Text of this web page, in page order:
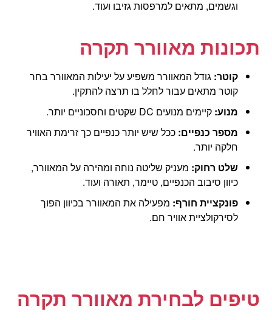
וגשמים, מתאים למרפסות גזיבו ועוד.
תכונות מאוורר תקרה
קוטר: גודל המאוורר משפיע על יעילות המאוורר בחר
קוטר מתאים עבור לחלל בו תרצה להתקין.
מנוע: קיימים מנועים DC שקטים וחסכוניים יותר.
מספר כנפיים: ככל שיש יותר כנפיים כך זרימת האוויר
חלקה יותר.
שלט רחוק: מעניק שליטה נוחה ומהירה על המאוורר,
כיוון סיבוב הכנפיים, טיימר, תאורה ועוד.
פונקציית חורף: מפעילה את המאוורר בכיוון הפוך
לסירקולציית אוויר חם.
טיפים לבחירת מאוורר תקרה